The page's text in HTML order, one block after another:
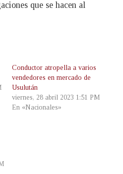
que se hacen al
Conductor atropella a varios
vendedores en mercado de
Usulután
viernes, 28 abril 2023 1:51 PM
En «Nacionales»